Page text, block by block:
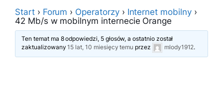
Start › Forum › Operatorzy › Internet mobilny ›
42 Mb/s w mobilnym internecie Orange
Ten temat ma 8 odpowiedzi, 5 głosów, a ostatnio został
zaktualizowany15 lat, 10 miesięcy temu przez mlody1912.